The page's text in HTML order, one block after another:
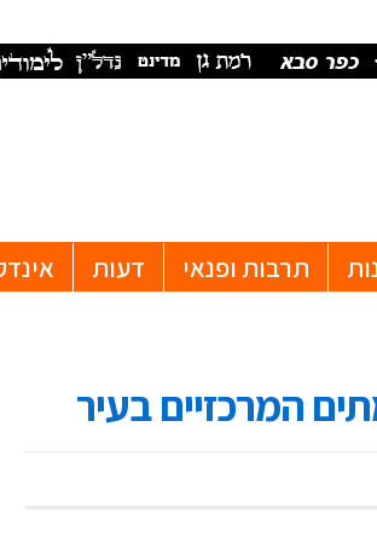
תרבות ופנאי דעות
המרכזיים בעיר